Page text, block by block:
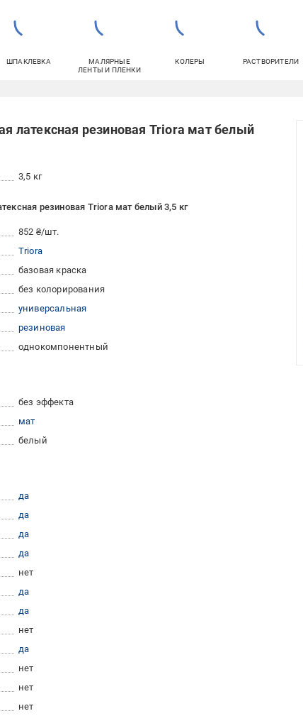
ШПАКЛЕВКА
МАЛЯРНЫЕ
ЛЕНТЫ И ПЛЕНКИ
КОЛЕРЫ РАСТВОРИТЕЛИ
латексная резиновая Triora мат белый
3,5 кг
резиновая Triora мат белый 3,5 кг
852 ₴/шт.
Triora
базовая краска
без колорирования
универсальная
резиновая
однокомпонентный
без эффекта
мат
белый
да
да
да
да
нет
да
да
нет
да
нет
нет
нет